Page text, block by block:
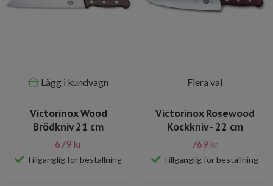
Lägg i kundvagn
Victorinox Wood
Brödkniv 21 cm
679 kr
Tillgänglig för beställning
Flera val
Victorinox Rosewood
Kockkniv - 22 cm
769 kr
Tillgänglig för beställning